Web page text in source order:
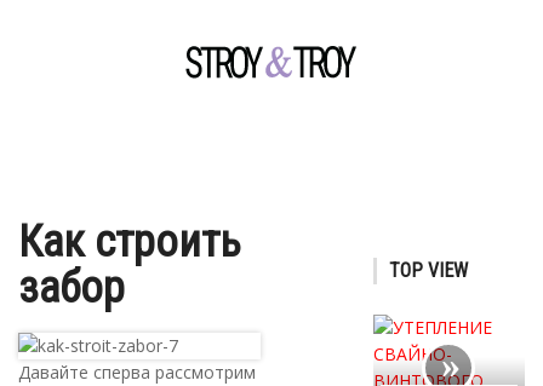
Как строить
забор
Давайте сперва рассмотрим
TOP VIEW